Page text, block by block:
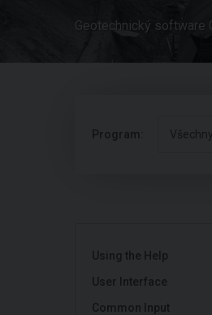
Geotechnický software
Program:
Using the Help
User Interface
Common Input